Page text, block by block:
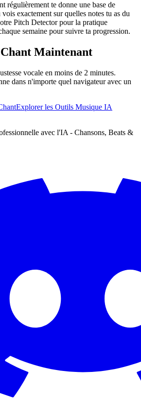
régulièrement te donne une base de
exactement sur quelles notes tu as du
Pitch Detector pour la pratique
semaine pour suivre ta progression.
Maintenant
vocale en moins de 2 minutes.
dans n'importe quel navigateur avec un
Explorer les Outils Musique IA
avec l'IA - Chansons, Beats &